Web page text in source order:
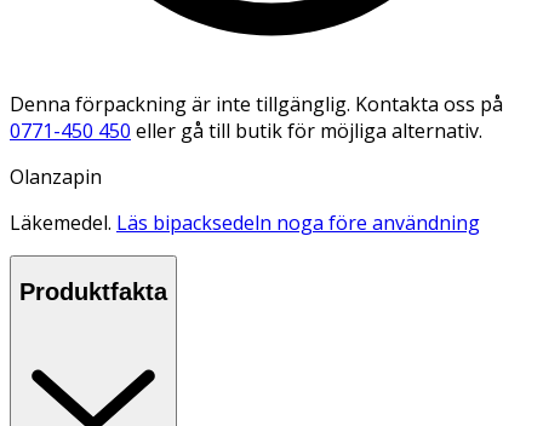
Denna förpackning är inte tillgänglig. Kontakta oss på
0771-450 450 eller gå till butik för möjliga alternativ.
Olanzapin
Läkemedel. Läs bipacksedeln noga före användning
Produktfakta